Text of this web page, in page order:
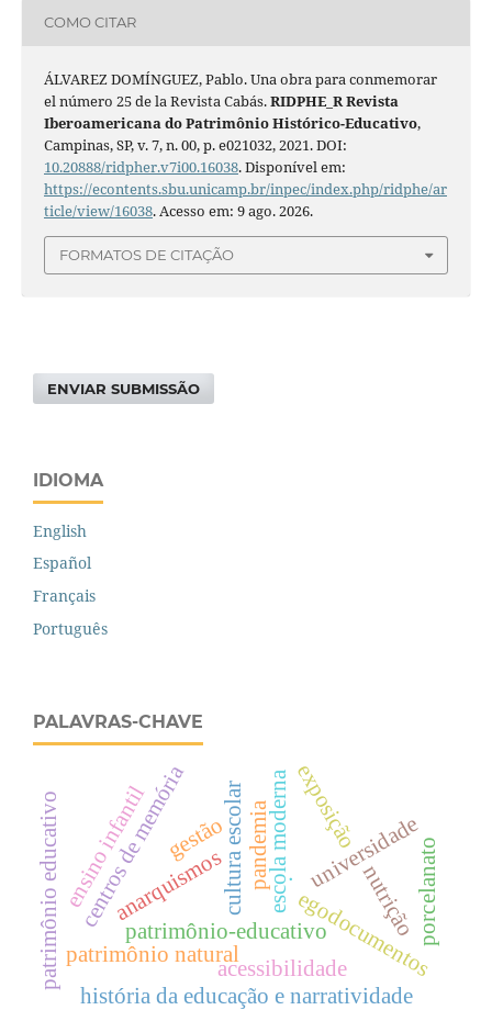
COMO CITAR
ÁLVAREZ DOMÍNGUEZ, Pablo. Una obra para conmemorar
el número 25 de la Revista Cabás.RIDPHE_R Revista
Iberoamericana do Patrimônio Histórico-Educativo,
Campinas, SP, v. 7, n. 00, p. e021032, 2021. DOI:
10.20888/ridpher.v7i00.16038. Disponível em:
https://econtents.sbu.unicamp.br/inpec/index.php/ridphe/ar
ticle/view/16038. Acesso em: 9 ago. 2026.
FORMATOS DE CITAÇÃO
ENVIAR SUBMISSÃO
IDIOMA
English
Español
Français
Português
PALAVRAS-CHAVE
patrimônio-educativoegodocumentos
cultura escolar
história da educação e narratividade
escola moderna
anarquismos universidade
patrimônio natural
exposição
acessibilidade
.
centros de memória
patrimônio educativoensino infantil gestão pandemia porcelanato
nutrição